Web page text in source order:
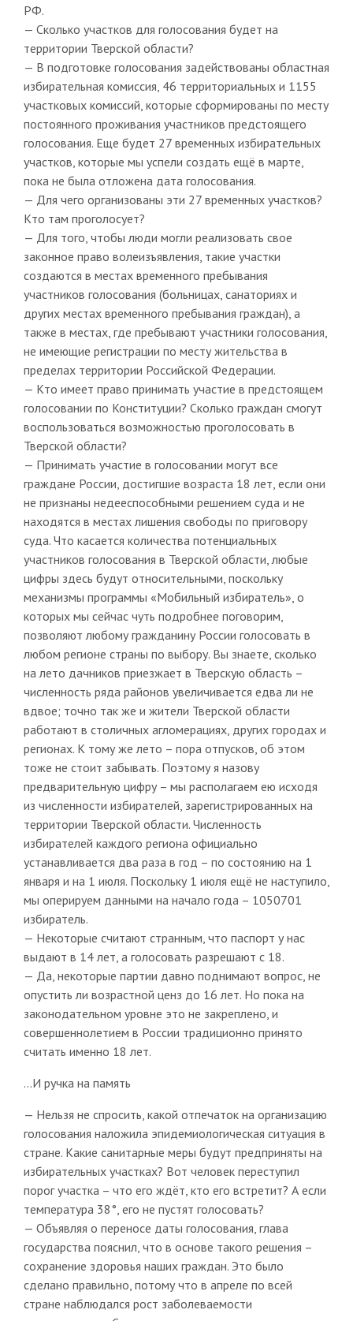
РФ.
— Сколько участков для голосования будет на
территории Тверской области?
— В подготовке голосования задействованы областная
избирательная комиссия, 46 территориальных и 1155
участковых комиссий, которые сформированы по месту
постоянного проживания участников предстоящего
голосования. Еще будет 27 временных избирательных
участков, которые мы успели создать ещё в марте,
пока не была отложена дата голосования.
— Для чего организованы эти 27 временных участков?
Кто там проголосует?
— Для того, чтобы люди могли реализовать свое
законное право волеизъявления, такие участки
создаются в местах временного пребывания
участников голосования (больницах, санаториях и
других местах временного пребывания граждан), а
также в местах, где пребывают участники голосования,
не имеющие регистрации по месту жительства в
пределах территории Российской Федерации.
— Кто имеет право принимать участие в предстоящем
голосовании по Конституции? Сколько граждан смогут
воспользоваться возможностью проголосовать в
Тверской области?
— Принимать участие в голосовании могут все
граждане России, достигшие возраста 18 лет, если они
не признаны недееспособными решением суда и не
находятся в местах лишения свободы по приговору
суда. Что касается количества потенциальных
участников голосования в Тверской области, любые
цифры здесь будут относительными, поскольку
механизмы программы «Мобильный избиратель», о
которых мы сейчас чуть подробнее поговорим,
позволяют любому гражданину России голосовать в
любом регионе страны по выбору. Вы знаете, сколько
на лето дачников приезжает в Тверскую область –
численность ряда районов увеличивается едва ли не
вдвое; точно так же и жители Тверской области
работают в столичных агломерациях, других городах и
регионах. К тому же лето – пора отпусков, об этом
тоже не стоит забывать. Поэтому я назову
предварительную цифру – мы располагаем ею исходя
из численности избирателей, зарегистрированных на
территории Тверской области. Численность
избирателей каждого региона официально
устанавливается два раза в год – по состоянию на 1
января и на 1 июля. Поскольку 1 июля ещё не наступило,
мы оперируем данными на начало года – 1050701
избиратель.
— Некоторые считают странным, что паспорт у нас
выдают в 14 лет, а голосовать разрешают с 18.
— Да, некоторые партии давно поднимают вопрос, не
опустить ли возрастной ценз до 16 лет. Но пока на
законодательном уровне это не закреплено, и
совершеннолетием в России традиционно принято
считать именно 18 лет.
…И ручка на память
— Нельзя не спросить, какой отпечаток на организацию
голосования наложила эпидемиологическая ситуация в
стране. Какие санитарные меры будут предприняты на
избирательных участках? Вот человек переступил
порог участка – что его ждёт, кто его встретит? А если
температура 38°, его не пустят голосовать?
— Объявляя о переносе даты голосования, глава
государства пояснил, что в основе такого решения –
сохранение здоровья наших граждан. Это было
сделано правильно, потому что в апреле по всей
стране наблюдался рост заболеваемости